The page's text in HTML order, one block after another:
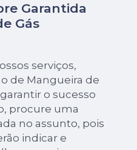
Garantida
Gás
serviços,
de Mangueira de
o sucesso
procure uma
no assunto, pois
indicar e